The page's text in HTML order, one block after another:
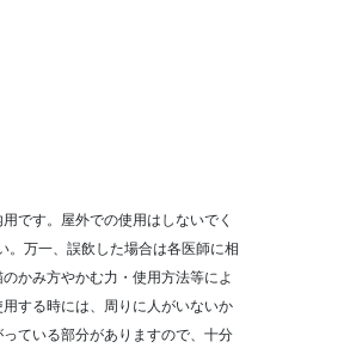
です。屋外での使用はしないでく
。万一、誤飲した場合は各医師に相
かみ方やかむ力・使用方法等によ
する時には、周りに人がいないか
ている部分がありますので、十分